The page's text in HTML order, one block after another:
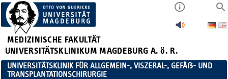
MEDIZINISCHE FAKULTÄT
UNIVERSITÄTSKLINIKUM MAGDEBURG A. ö. R.
UNIVERSITÄTSKLINIK FÜR ALLGEMEIN-, VISZERAL-, GEFÄẞ- UND
TRANSPLANTATIONSCHIRURGIE